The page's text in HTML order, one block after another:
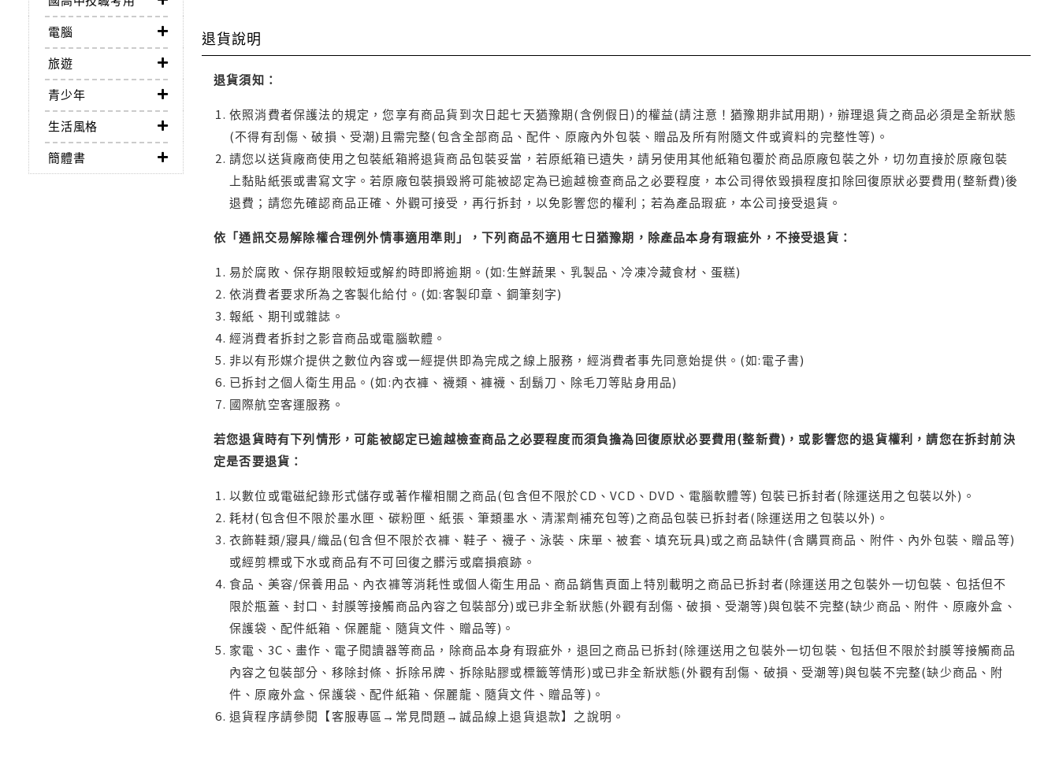
電腦
旅遊
青少年
生活風格
簡體書
退貨說明
退貨須知：
依照消費者保護法的規定，您享有商品貨到次日起七天猶豫期(含例假日)的權益(請注意！猶豫期非試用期)，辦理退貨之商品必須是全新狀態
(不得有刮傷、破損、受潮)且需完整(包含全部商品、配件、原廠內外包裝、贈品及所有附隨文件或資料的完整性等)。
請您以送貨廠商使用之包裝紙箱將退貨商品包裝妥當，若原紙箱已遺失，請另使用其他紙箱包覆於商品原廠包裝之外，切勿直接於原廠包裝
上黏貼紙張或書寫文字。若原廠包裝損毀將可能被認定為已逾越檢查商品之必要程度，本公司得依毀損程度扣除回復原狀必要費用(整新費)後
退費；請您先確認商品正確、外觀可接受，再行拆封，以免影響您的權利；若為產品瑕疵，本公司接受退貨。
依「通訊交易解除權合理例外情事適用準則」，下列商品不適用七日猶豫期，除產品本身有瑕疵外，不接受退貨：
易於腐敗、保存期限較短或解約時即將逾期。(如:生鮮蔬果、乳製品、冷凍冷藏食材、蛋糕)
依消費者要求所為之客製化給付。(如:客製印章、鋼筆刻字)
報紙、期刊或雜誌。
經消費者拆封之影音商品或電腦軟體。
非以有形媒介提供之數位內容或一經提供即為完成之線上服務，經消費者事先同意始提供。(如:電子書)
已拆封之個人衛生用品。(如:內衣褲、襪類、褲襪、刮鬍刀、除毛刀等貼身用品)
國際航空客運服務。
若您退貨時有下列情形，可能被認定已逾越檢查商品之必要程度而須負擔為回復原狀必要費用(整新費)，或影響您的退貨權利，請您在拆封前決
定是否要退貨：
以數位或電磁紀錄形式儲存或著作權相關之商品(包含但不限於CD、VCD、DVD、電腦軟體等) 包裝已拆封者(除運送用之包裝以外)。
耗材(包含但不限於墨水匣、碳粉匣、紙張、筆類墨水、清潔劑補充包等)之商品包裝已拆封者(除運送用之包裝以外)。
衣飾鞋類/寢具/織品(包含但不限於衣褲、鞋子、襪子、泳裝、床單、被套、填充玩具)或之商品缺件(含購買商品、附件、內外包裝、贈品等)
或經剪標或下水或商品有不可回復之髒污或磨損痕跡。
食品、美容/保養用品、內衣褲等消耗性或個人衛生用品、商品銷售頁面上特別載明之商品已拆封者(除運送用之包裝外一切包裝、包括但不
限於瓶蓋、封口、封膜等接觸商品內容之包裝部分)或已非全新狀態(外觀有刮傷、破損、受潮等)與包裝不完整(缺少商品、附件、原廠外盒、
保護袋、配件紙箱、保麗龍、隨貨文件、贈品等)。
家電、3C、畫作、電子閱讀器等商品，除商品本身有瑕疵外，退回之商品已拆封(除運送用之包裝外一切包裝、包括但不限於封膜等接觸商品
內容之包裝部分、移除封條、拆除吊牌、拆除貼膠或標籤等情形)或已非全新狀態(外觀有刮傷、破損、受潮等)與包裝不完整(缺少商品、附
件、原廠外盒、保護袋、配件紙箱、保麗龍、隨貨文件、贈品等)。
退貨程序請參閱【客服專區→常見問題→誠品線上退貨退款】之說明。